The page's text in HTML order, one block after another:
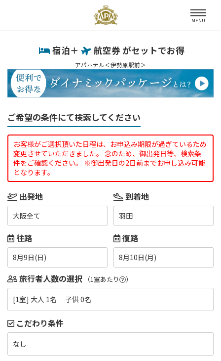
MENU
宿泊＋ 航空券 がセットでお得
アパホテル＜伊勢原駅前＞
ご希望の条件にて検索してください
お客様がご選択頂いた日程は、お申込み期限が過ぎているため
変更させていただきました。 念のため、御出発日等、検索条
件をご確認ください。 ※御出発日の2日前までお申し込み可能
となります。
出発地
大阪全て
到着地
羽田
往路
8月9日(日)
復路
8月10日(月)
旅行者人数の選択 （1室あたり ）
[1室] 大人 1名 子供 0名
こだわり条件
なし